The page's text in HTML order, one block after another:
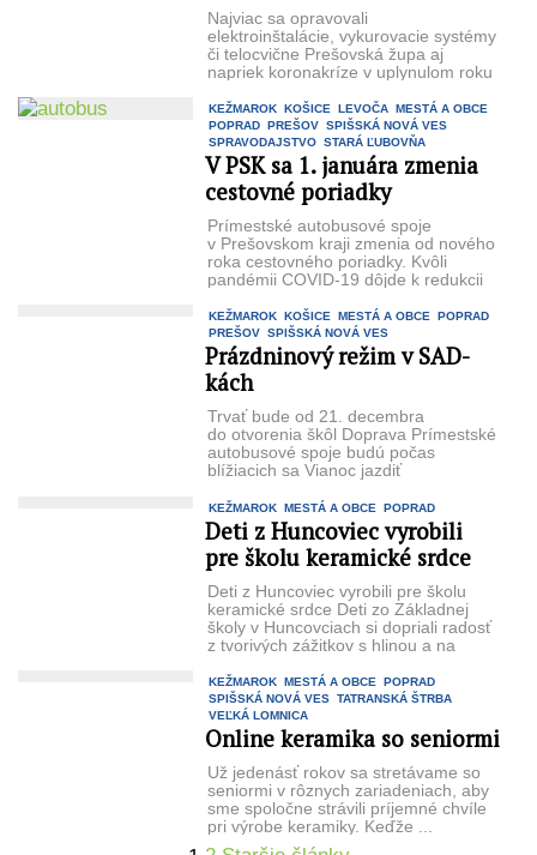
Najviac sa opravovali
elektroinštalácie, vykurovacie systémy
či telocvične Prešovská župa aj
napriek koronakríze v uplynulom roku
stredných škôl vo ...
KEŽMAROK KOŠICE LEVOČA MESTÁ A OBCE
POPRAD PREŠOV SPIŠSKÁ NOVÁ VES
SPRAVODAJSTVO STARÁ ĽUBOVŇA
V PSK sa 1. januára zmenia
cestovné poriadky
Prímestské autobusové spoje
v Prešovskom kraji zmenia od nového
roka cestovného poriadky. Kvôli
pandémii COVID-19 dôjde k redukcii
doprave ...
KEŽMAROK KOŠICE MESTÁ A OBCE
POPRAD
PREŠOV SPIŠSKÁ NOVÁ VES
Prázdninový režim v SAD-
kách
Trvať bude od 21. decembra
do otvorenia škôl Doprava Prímestské
autobusové spoje budú počas
blížiacich sa Vianoc jazdiť
So zmenami ...
KEŽMAROK MESTÁ A OBCE POPRAD
Deti z Huncoviec vyrobili
pre školu keramické srdce
Deti z Huncoviec vyrobili pre školu
keramické srdce Deti zo Základnej
školy v Huncovciach si dopriali radosť
z tvorivých zážitkov s hlinou a na
KEŽMAROK MESTÁ A OBCE
POPRAD
SPIŠSKÁ NOVÁ VES TATRANSKÁ ŠTRBA
VEĽKÁ LOMNICA
Online keramika so seniormi
Už jedenásť rokov sa stretávame so
seniormi v rôznych zariadeniach, aby
sme spoločne strávili príjemné chvíle
pri výrobe keramiky. Keďže ...